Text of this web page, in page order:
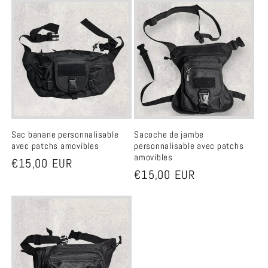
e
c
t
o
n
:
Sac banane personnalisable
avec patchs amovibles
Prix
€15,00 EUR
Sacoche de jambe
personnalisable avec patchs
amovibles
Prix
€15,00 EUR